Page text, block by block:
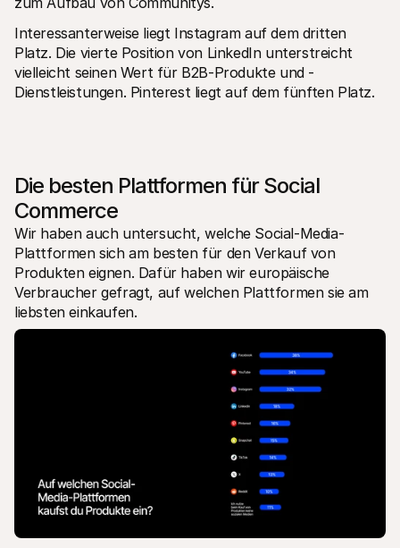
Interessanterweise liegt Instagram auf dem dritten
Platz. Die vierte Position von LinkedIn unterstreicht
vielleicht seinen Wert für B2B-Produkte und -
Dienstleistungen. Pinterest liegt auf dem fünften Platz.
Die besten Plattformen für Social
Commerce
Wir haben auch untersucht, welche Social-Media-
Plattformen sich am besten für den Verkauf von
Produkten eignen. Dafür haben wir europäische
Verbraucher gefragt, auf welchen Plattformen sie am
liebsten einkaufen.